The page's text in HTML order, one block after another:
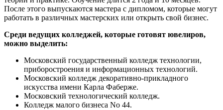
После этого выпускаются мастера с дипломом, которые могут
работать в различных мастерских или открыть свой бизнес.
Среди ведущих колледжей, которые готовят ювелиров,
можно выделить:
Московский государственный колледж технологии,
приборостроения и информационных технологий.
Московский колледж декоративно-прикладного
искусства имени Карла Фаберже.
Московский технологический колледж.
Колледж малого бизнеса No 44.